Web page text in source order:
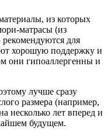
из которых
матрасы (из
для
хорошую поддержку и
они гипоаллергенны и
лучше сразу
размера (например,
несколько лет вперед и
будущем.